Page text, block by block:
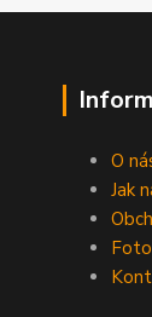
O
Jak